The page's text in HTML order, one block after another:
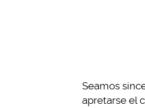
Seamos
apretarse el